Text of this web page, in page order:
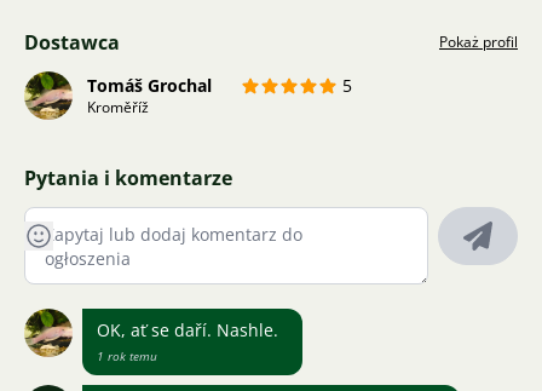
Dostawca Pokaż profil
Tomáš Grochal 5
Kroměříž
Pytania i komentarze
OK, ať se daří. Nashle.
1 rok temu